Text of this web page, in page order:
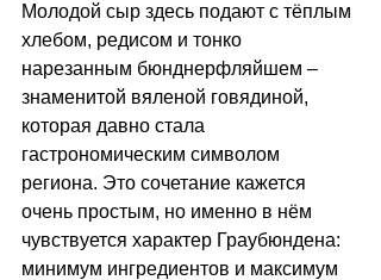
Молодой сыр здесь подают с тёплым
хлебом, редисом и тонко
нарезанным бюнднерфляйшем –
знаменитой вяленой говядиной,
которая давно стала
гастрономическим символом
региона. Это сочетание кажется
очень простым, но именно в нём
чувствуется характер Граубюндена:
минимум ингредиентов и максимум